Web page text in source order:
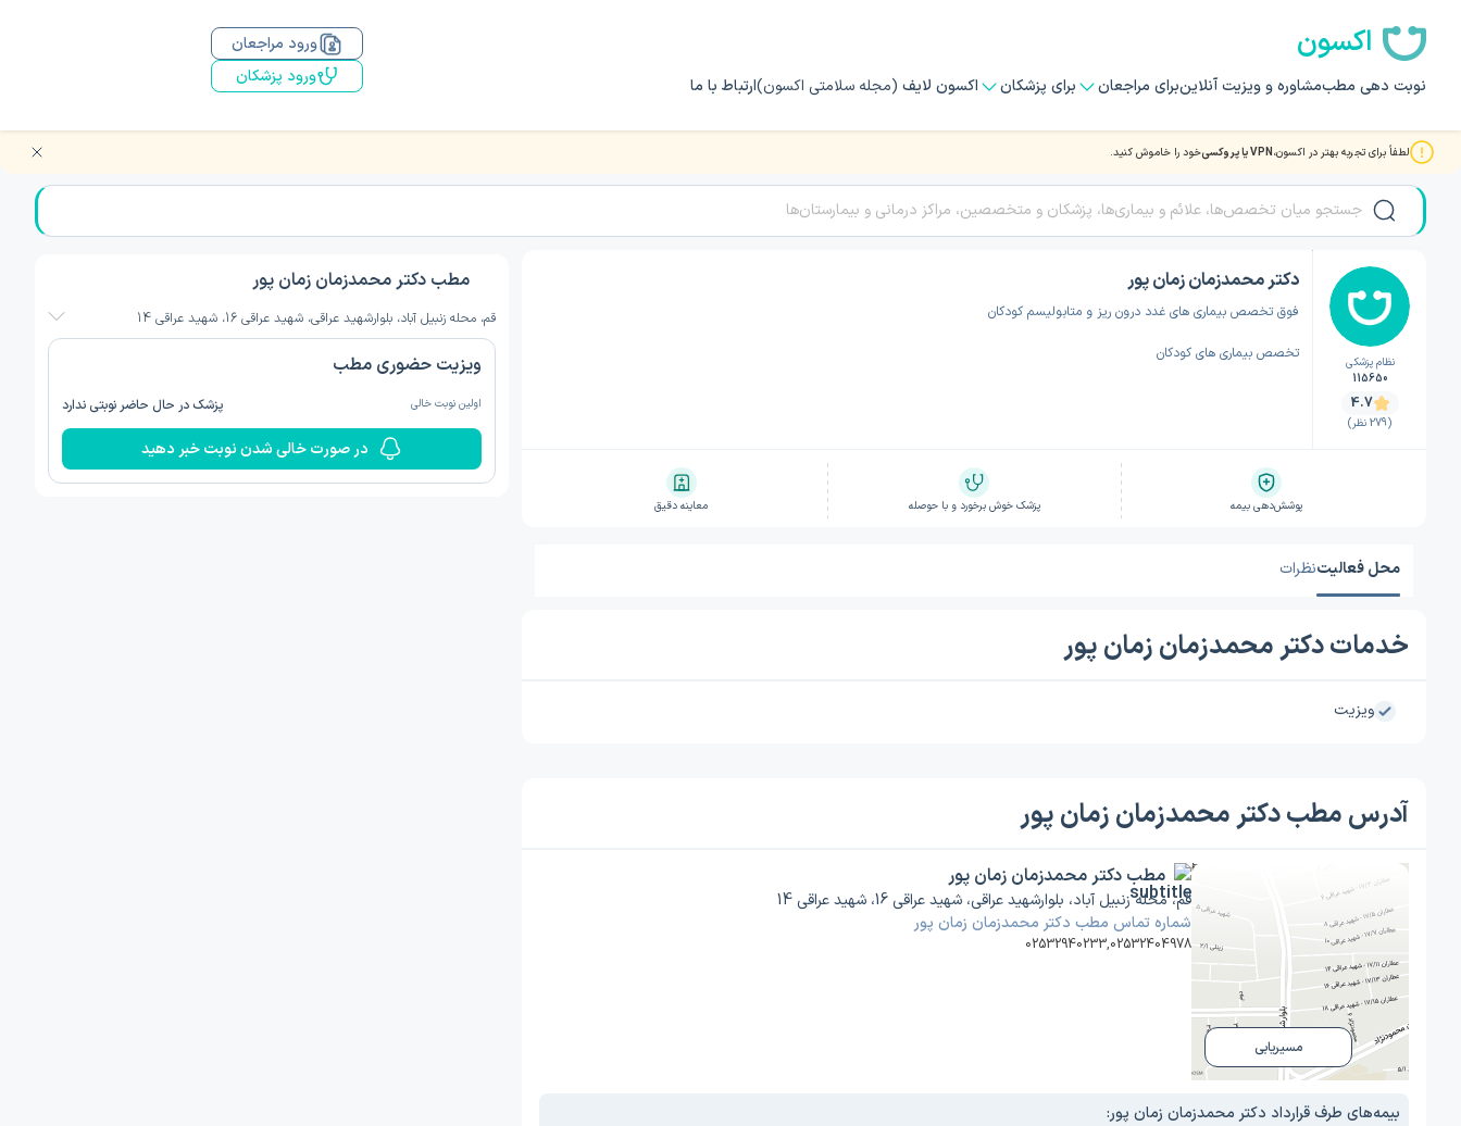
اکسون
نوبت دهی مطبمشاوره و ویزیت آنلاینبرای مراجعان برای پزشکان اکسون لایف (مجله سلامتی اکسون)ارتباط با ما
ورود مراجعان
ورود پزشکان
لطفاً برای تجربه بهتر در اکسون،VPN یا پروکسی خود را خاموش کنید. صفحه اصلی/دکتر غدد و رشد کودکان/دکتر غدد و رشد کودکان قم
نظام پزشکی
115650
4.7
(279 نظر)
دکتر محمدزمان زمان پور
فوق تخصص بیماری های غدد درون ریز و متابولیسم کودکان
تخصص بیماری های کودکان
پوشش‌دهی بیمه پزشک خوش برخورد و با حوصله معاینه دقیق
محل فعالیتنظرات
خدمات دکتر محمدزمان زمان پور
ویزیت
آدرس مطب دکتر محمدزمان زمان پور
مسیریابی
مطب دکتر محمدزمان زمان پور
قم، محله زنبیل آباد، بلوارشهید عراقی، شهید عراقی 16، شهید عراقی 14
شماره تماس مطب دکتر محمدزمان زمان پور
02532940233,02532404978
بیمه‌های طرف قرارداد دکتر محمدزمان زمان پور:
مطب دکتر محمدزمان زمان پور
قم، محله زنبیل آباد، بلوارشهید عراقی، شهید عراقی 16، شهید عراقی 14
ویزیت حضوری مطب
اولین نوبت خالی پزشک در حال حاضر نوبتی ندارد
در صورت خالی شدن نوبت خبر دهید